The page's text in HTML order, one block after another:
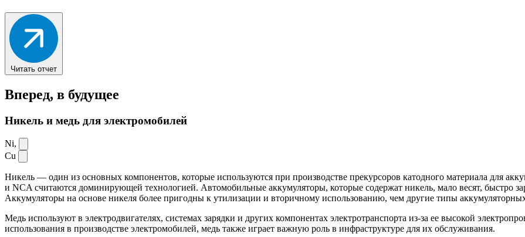
Читать отчет
Вперед, в будущее
Никель и медь для электромобилей
Ni,
Cu
Никель — один из основных компонентов, которые используются при производстве прекурсоров катодного материала для
и NCA считаются доминирующей технологией. Автомобильные аккумуляторы, которые содержат никель, мало весят, быстро
Аккумуляторы на основе никеля более пригодны к утилизации и вторичному использованию, чем другие типы
Медь используют в электродвигателях, системах зарядки и других компонентах электротранспорта из-за ее высокой
использования в производстве электромобилей, медь также играет важную роль в инфраструктуре для их обслуживания.